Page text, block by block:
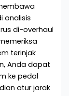
analisis
di-overhaul
terinjak
Anda dapat
ke pedal
atur jarak